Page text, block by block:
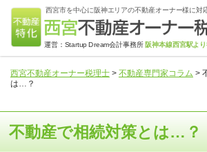
西宮市を中心に阪神エリアの不動産オーナー様に対
運営：Startup Dream会計事務所 阪神本線西宮駅より
西宮不動産オーナー税理士> 不動産専門家コラム >
は…？
不動産で相続対策とは…？